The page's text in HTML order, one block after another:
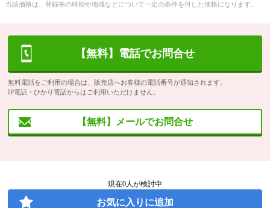
当該価格は、登録等の時期や地域などについて一定の条件を付した価格になります。
【無料】電話でお問合せ
無料電話をご利用の場合は、販売店へお客様の電話番号が通知されます。
IP電話・ひかり電話からはご利用いただけません。
【無料】メールでお問合せ
現在0人が検討中
お気に入りに追加